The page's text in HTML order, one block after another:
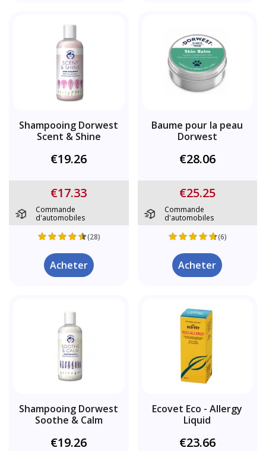
Shampooing Dorwest
Scent & Shine
€19.26
€17.33
Commande
d'automobiles
(28)
Acheter
Baume pour la peau
Dorwest
€28.06
€25.25
Commande
d'automobiles
(6)
Acheter
Shampooing Dorwest
Soothe & Calm
€19.26
Ecovet Eco - Allergy
Liquid
€23.66